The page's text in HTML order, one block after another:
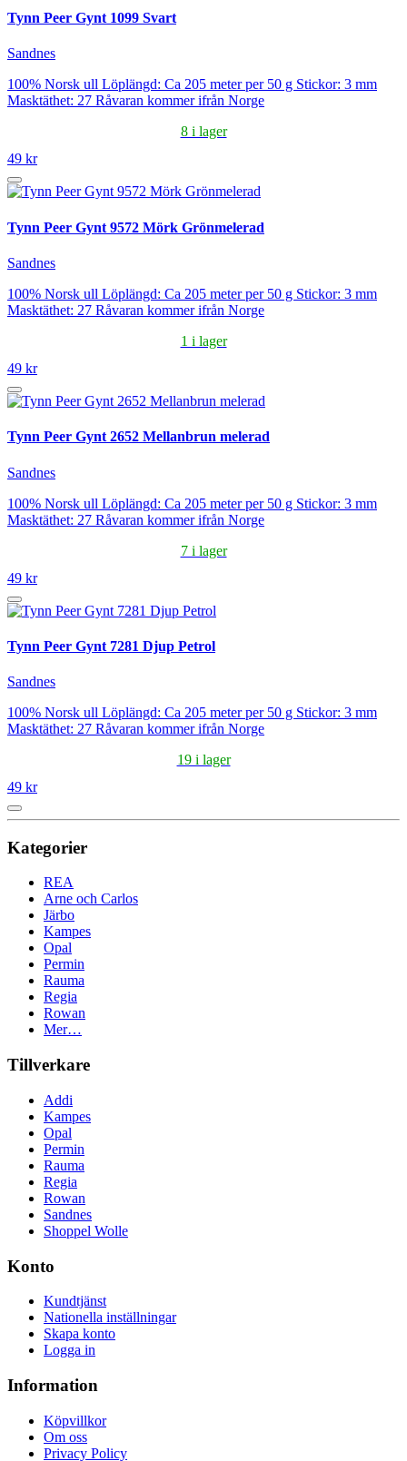
Tynn Peer Gynt 1099 Svart
Sandnes
100% Norsk ull Löplängd: Ca 205 meter per 50 g Stickor: 3 mm
Masktäthet: 27 Råvaran kommer ifrån Norge
8 i lager
49 kr
Tynn Peer Gynt 9572 Mörk Grönmelerad
Sandnes
100% Norsk ull Löplängd: Ca 205 meter per 50 g Stickor: 3 mm
Masktäthet: 27 Råvaran kommer ifrån Norge
1 i lager
49 kr
Tynn Peer Gynt 2652 Mellanbrun melerad
Sandnes
100% Norsk ull Löplängd: Ca 205 meter per 50 g Stickor: 3 mm
Masktäthet: 27 Råvaran kommer ifrån Norge
7 i lager
49 kr
Tynn Peer Gynt 7281 Djup Petrol
Sandnes
100% Norsk ull Löplängd: Ca 205 meter per 50 g Stickor: 3 mm
Masktäthet: 27 Råvaran kommer ifrån Norge
19 i lager
49 kr
Kategorier
REA
Arne och Carlos
Järbo
Kampes
Opal
Permin
Rauma
Regia
Rowan
Mer…
Tillverkare
Addi
Kampes
Opal
Permin
Rauma
Regia
Rowan
Sandnes
Shoppel Wolle
Konto
Kundtjänst
Nationella inställningar
Skapa konto
Logga in
Information
Köpvillkor
Om oss
Privacy Policy